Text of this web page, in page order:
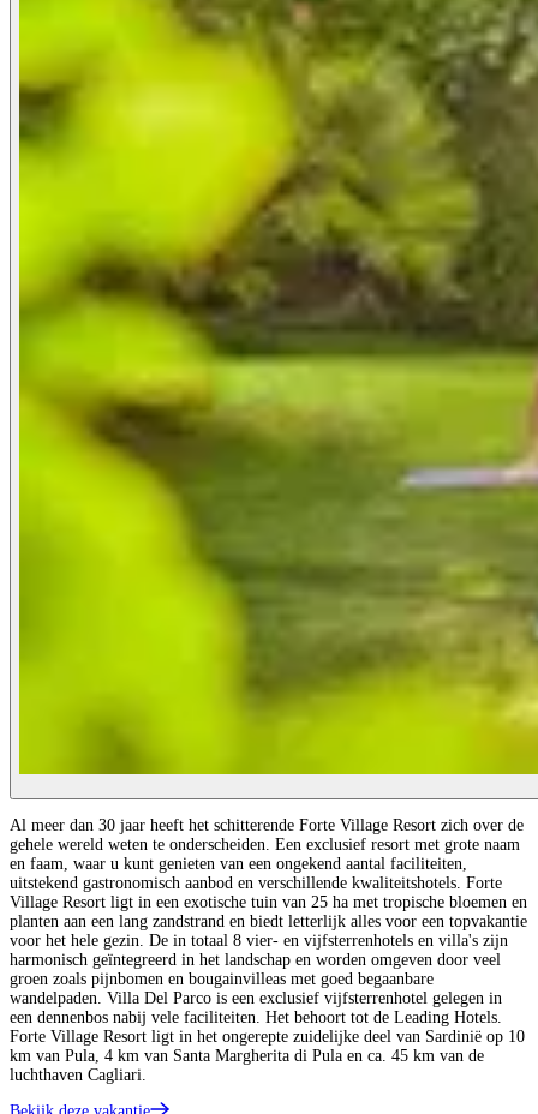
Al meer dan 30 jaar heeft het schitterende Forte Village Resort zich over de
gehele wereld weten te onderscheiden. Een exclusief resort met grote naam
en faam, waar u kunt genieten van een ongekend aantal faciliteiten,
uitstekend gastronomisch aanbod en verschillende kwaliteitshotels. Forte
Village Resort ligt in een exotische tuin van 25 ha met tropische bloemen en
planten aan een lang zandstrand en biedt letterlijk alles voor een topvakantie
voor het hele gezin. De in totaal 8 vier- en vijfsterrenhotels en villa's zijn
harmonisch geïntegreerd in het landschap en worden omgeven door veel
groen zoals pijnbomen en bougainvilleas met goed begaanbare
wandelpaden. Villa Del Parco is een exclusief vijfsterrenhotel gelegen in
een dennenbos nabij vele faciliteiten. Het behoort tot de Leading Hotels.
Forte Village Resort ligt in het ongerepte zuidelijke deel van Sardinië op 10
km van Pula, 4 km van Santa Margherita di Pula en ca. 45 km van de
luchthaven Cagliari.